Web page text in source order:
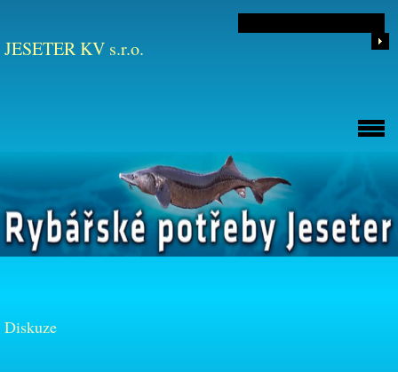
JESETER KV s.r.o.
Diskuze